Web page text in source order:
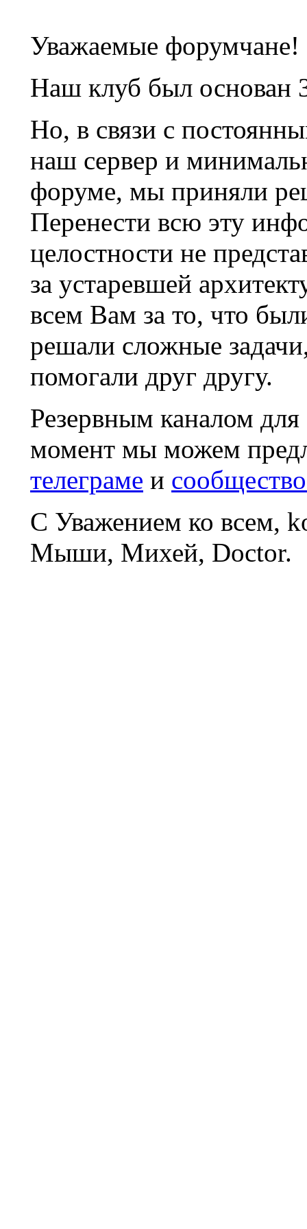
Уважаемые форумчане!
Наш клуб был основан
Но, в связи с
наш сервер и
форуме, мы приняли
Перенести всю эту
целостности не
за устаревшей
всем Вам за то, что
решали сложные
помогали друг другу.
Резервным каналом
момент мы можем
телеграме и
С Уважением ко всем,
Мыши, Михей, Doctor.